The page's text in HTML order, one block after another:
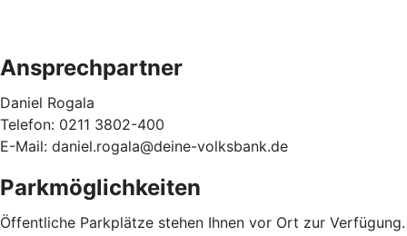
Ansprechpartner
Daniel Rogala
Telefon: 0211 3802-400
E-Mail: daniel.rogala@deine-volksbank.de
Parkmöglichkeiten
Öffentliche Parkplätze stehen Ihnen vor Ort zur Verfügung.